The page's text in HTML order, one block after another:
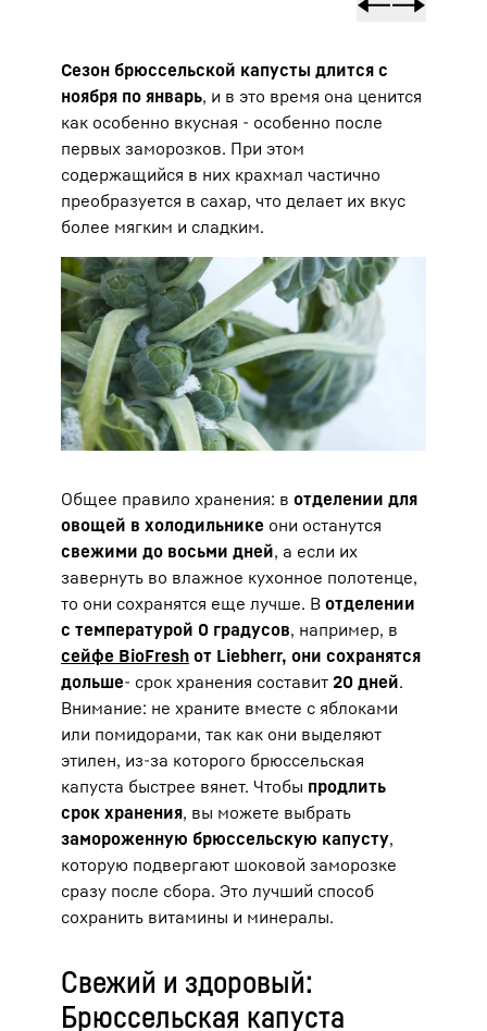
Сезон брюссельской капусты длится с
ноября по январь, и в это время она ценится
как особенно вкусная - особенно после
первых заморозков. При этом
содержащийся в них крахмал частично
преобразуется в сахар, что делает их вкус
более мягким и сладким.
Общее правило хранения: в отделении для
овощей в холодильнике они останутся
свежими до восьми дней, а если их
завернуть во влажное кухонное полотенце,
то они сохранятся еще лучше. В отделении
с температурой 0 градусов, например, в
сейфе BioFresh от Liebherr, они сохранятся
дольше- срок хранения составит 20 дней.
Внимание: не храните вместе с яблоками
или помидорами, так как они выделяют
этилен, из-за которого брюссельская
капуста быстрее вянет. Чтобы продлить
срок хранения, вы можете выбрать
замороженную брюссельскую капусту,
которую подвергают шоковой заморозке
сразу после сбора. Это лучший способ
сохранить витамины и минералы.
Свежий и здоровый:
Брюссельская капуста